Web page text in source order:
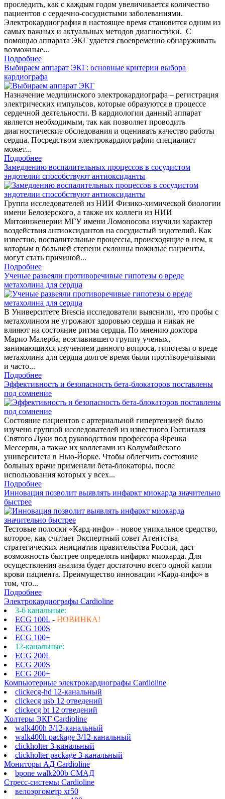
проследить, как с каждым годом увеличивается количество
пациентов с сердечно-сосудистыми заболеваниями.
Электрокардиография в настоящее время становится одним из
самых важных и актуальных методов диагностики. С
помощью аппарата ЭКГ удается своевременно обнаруживать
возможные...
Подробнее
Выбираем аппарат ЭКГ: основные критерии выбора
кардиографа
Назначение медицинского электрокардиографа – регистрация
электрических импульсов, которые образуются в процессе
сердечной деятельности. В кардиологии данный аппарат
является необходимым, так как позволяет проводить
диагностические обследования и оценивать качество работы
сердца. Посредством электрокардиографии специалист
может...
Подробнее
Замедлению воспалительных процессов в сосудистом
эндотелии способствуют антиоксиданты
Группа исследователей из НИИ Физико-химической биологии
имени Белозерского, а также их коллеги из НИИ
Митоинженерии МГУ имени Ломоносова изучили характер
воздействия антиоксидантов на сосудистый эндотелий. Как
известно, воспалительные процессы, происходящие в нем, к
которым в большей степени склонны пожилые пациенты,
могут стать причиной...
Подробнее
Ученые развеяли противоречивые гипотезы о вреде
метахолина для сердца
В Университете Brescia исследователи выяснили, что пробы с
метахолином не угрожают здоровью сердца и никак не
влияют на состояние ритма сердца. По мнению доктора
Марио Малерба, возглавившего группу ученых,
занимающихся изучением данного вопроса, гипотезы о вреде
метахолина для сердца долгое время были противоречивыми
и часто...
Подробнее
Эффективность и безопасность бета-блокаторов поставлены
под сомнение
Состояние пациентов с артериальной гипертензией было
изучено группой исследователей из известного Госпиталя
Святого Луки под руководством профессора Френка
Мессерли, а также их коллегами из Колумбийского
университета в Нью-Йорке. Чтобы облегчить состояние
больных врачи применяли бета-блокаторы, после
использования которых у всех...
Подробнее
Инновация позволит выявлять инфаркт миокарда значительно
быстрее
Тестовые полоски «Кард-инфо» - новое уникальное средство,
которое, как считает Экспертный совет Агентства
стратегических инициатив правительства России, даст
возможность быстрее определять инфаркт миокарда. Для
осуществления анализа будет достаточно всего одной капли
крови пациента. Преимущество инновации «Кард-инфо» в
том, что...
Подробнее
Электрокардиографы Cardioline
3-6 канальные:
ECG 100L - НОВИНКА!
ECG 100S
ECG 100+
12-канальные:
ECG 200L
ECG 200S
ECG 200+
Компьютерные электрокардиографы Cardioline
clickecg-hd 12-канальный
clickecg usb 12 отведений
clickecg bt 12 отведений
Холтеры ЭКГ Cardioline
walk400h 3/12-канальный
walk400h package 3/12-канальный
clickholter 3-канальный
clickholter package 3-канальный
Мониторы АД Cardioline
bpone walk200b СМАД
Стресс-системы Cardioline
велоэргометр xr50